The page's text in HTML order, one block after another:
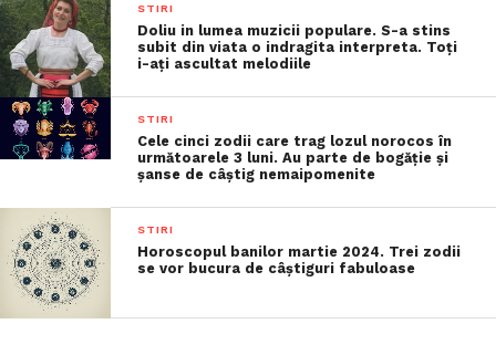
STIRI
Doliu in lumea muzicii populare. S-a stins
subit din viata o indragita interpreta. Toți
i-ați ascultat melodiile
STIRI
Cele cinci zodii care trag lozul norocos în
următoarele 3 luni. Au parte de bogăție și
șanse de câștig nemaipomenite
STIRI
Horoscopul banilor martie 2024. Trei zodii
se vor bucura de câștiguri fabuloase